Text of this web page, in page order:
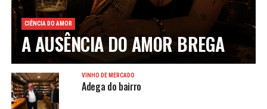
CIÊNCIA DO AMOR
A AUSÊNCIA DO AMOR BREGA
VINHO DE MERCADO
Adega do bairro